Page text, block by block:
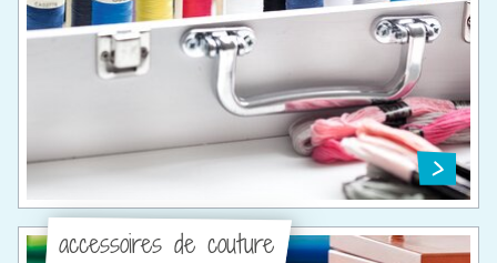
accessoires de couture